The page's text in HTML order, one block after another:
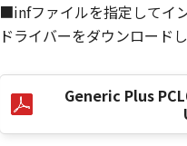
8. TERM
This Agreement
including any
This Agreement
to Canon
■infファイルを指定してイ
ドライバーをダウンロード
Generic Plus